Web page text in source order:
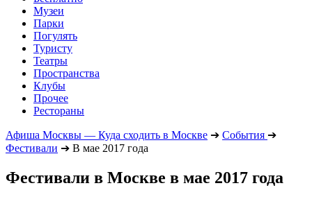
Музеи
Парки
Погулять
Туристу
Театры
Пространства
Клубы
Прочее
Рестораны
Афиша Москвы — Куда сходить в Москве ➔ События ➔
Фестивали ➔ В мае 2017 года
Фестивали в Москве в мае 2017 года